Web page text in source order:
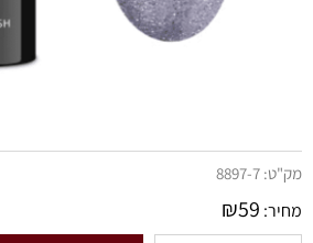
מק"ט: 8897-7
מחיר: ₪59